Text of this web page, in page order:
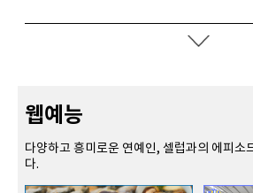
웹예능
다양하고 흥미로운 연예인, 셀럽과의 에피소
다.